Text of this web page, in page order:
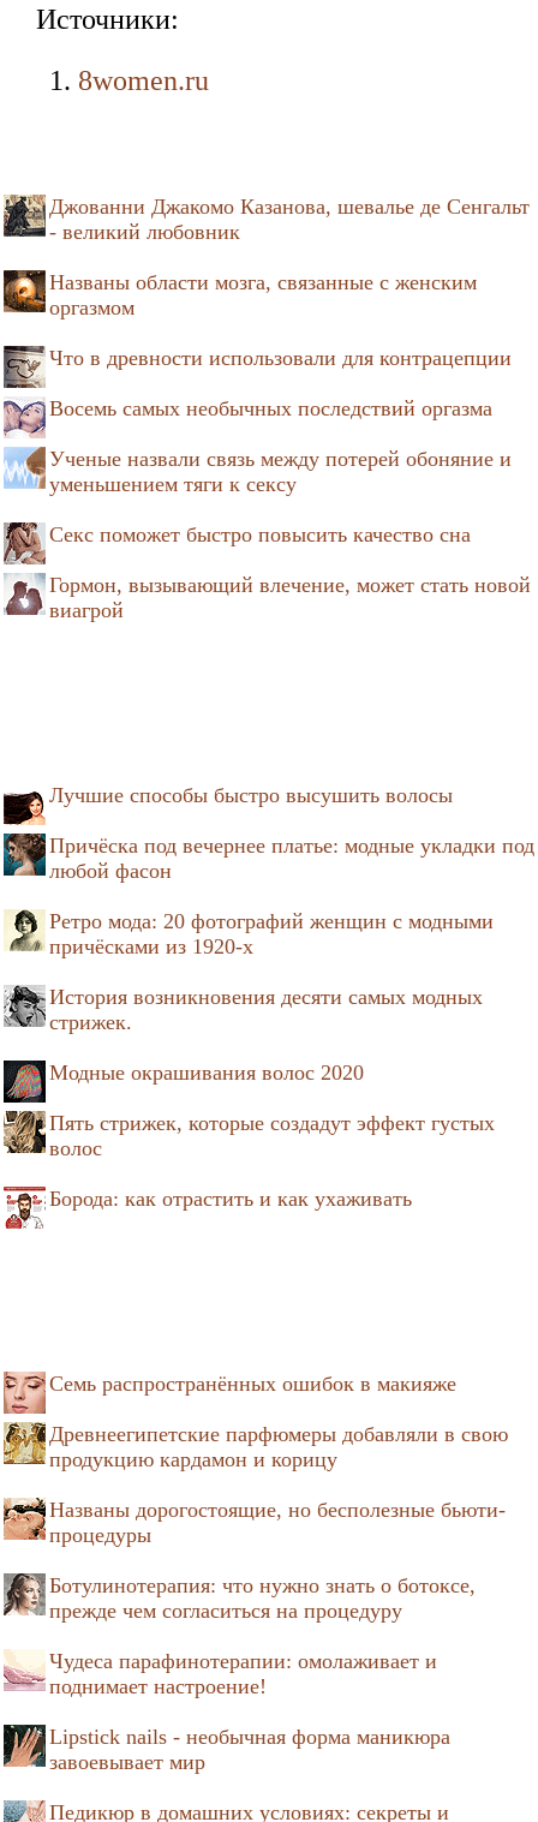
Источники:
8women.ru
Джованни Джакомо Казанова, шевалье де Сенгальт
- великий любовник
Названы области мозга, связанные с женским
оргазмом
Что в древности использовали для контрацепции
Восемь самых необычных последствий оргазма
Ученые назвали связь между потерей обоняние и
уменьшением тяги к сексу
Секс поможет быстро повысить качество сна
Гормон, вызывающий влечение, может стать новой
виагрой
Лучшие способы быстро высушить волосы
Причёска под вечернее платье: модные укладки под
любой фасон
Ретро мода: 20 фотографий женщин с модными
причёсками из 1920-х
История возникновения десяти самых модных
стрижек.
Модные окрашивания волос 2020
Пять стрижек, которые создадут эффект густых
волос
Борода: как отрастить и как ухаживать
Семь распространённых ошибок в макияже
Древнеегипетские парфюмеры добавляли в свою
продукцию кардамон и корицу
Названы дорогостоящие, но бесполезные бьюти-
процедуры
Ботулинотерапия: что нужно знать о ботоксе,
прежде чем согласиться на процедуру
Чудеса парафинотерапии: омолаживает и
поднимает настроение!
Lipstick nails - необычная форма маникюра
завоевывает мир
Педикюр в домашних условиях: секреты и